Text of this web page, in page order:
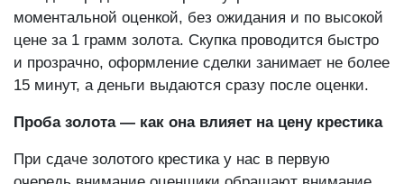
выгодно продать ювелирные украшения с
моментальной оценкой, без ожидания и по высокой
цене за 1 грамм золота. Скупка проводится быстро
и прозрачно, оформление сделки занимает не более
При сдаче золотого крестика у нас в первую